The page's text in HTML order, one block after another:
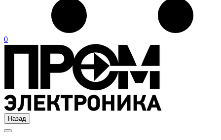
0
Назад